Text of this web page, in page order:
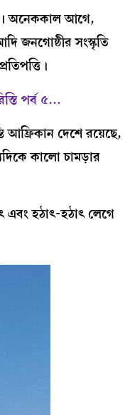
অনেককাল আগে,
জনগোষ্ঠীর সংস্কৃতি
পর্ব ৫…
আফ্রিকান দেশে রয়েছে,
কালো চামড়ার
এবং হঠাৎ-হঠাৎ লেগে